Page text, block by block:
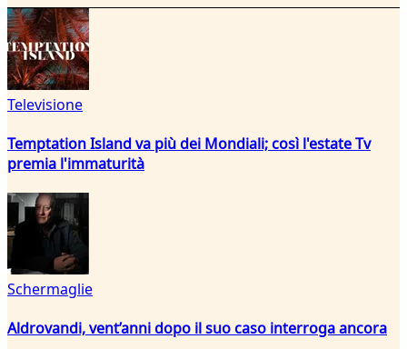
Televisione
Temptation Island va più dei Mondiali; così l'estate Tv
premia l'immaturità
Schermaglie
Aldrovandi, vent’anni dopo il suo caso interroga ancora